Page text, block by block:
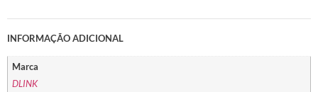
INFORMAÇÃO ADICIONAL
Marca
DLINK